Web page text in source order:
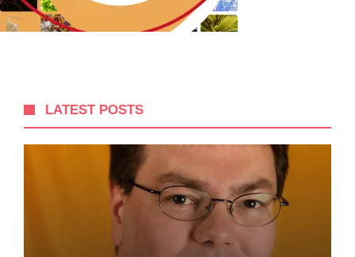
LATEST POSTS